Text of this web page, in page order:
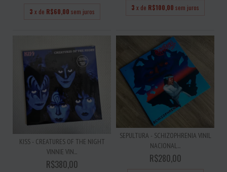
3 x de R$60,00 sem juros 3 x de R$100,00 sem juros
KISS - CREATURES OF THE NIGHT
VINNIE VIN...
R$380,00
SEPULTURA - SCHIZOPHRENIA VINIL
NACIONAL...
R$280,00